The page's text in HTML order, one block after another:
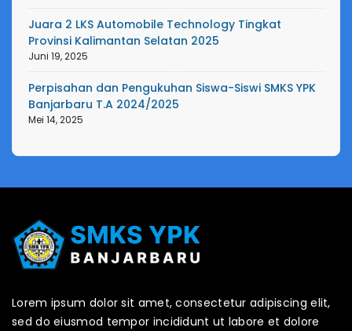
Juara 2 LKS Automobile Technology Tingkat
Provinsi Kalimantan Selatan 2025
Juni 19, 2025
Perpisahan dan Pengukuhan Siswa-Siswi SMKS YPK
Banjarbaru T.A 2024/2025
Mei 14, 2025
Lorem ipsum dolor sit amet, consectetur adipiscing elit,
sed do eiusmod tempor incididunt ut labore et dolore